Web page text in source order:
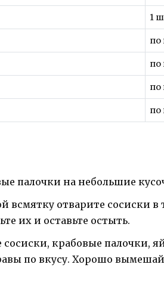
1
по
по
по
по
палочки на небольшие
всмятку отварите сосиски в
их и оставьте остыть.
крабовые палочки,
по вкусу. Хорошо